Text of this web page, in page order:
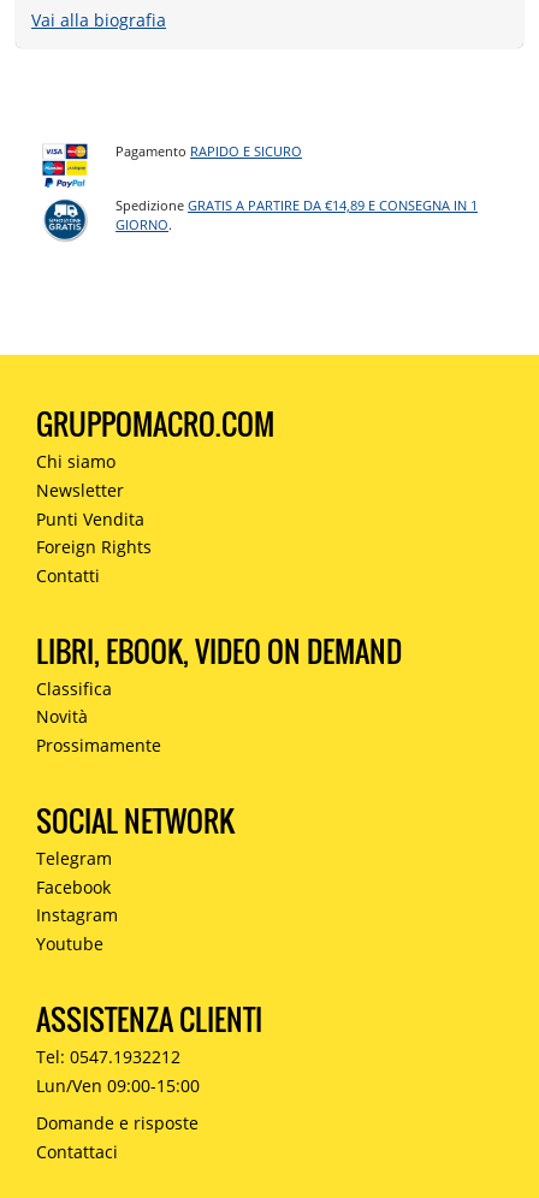
Vai alla biografia
Pagamento RAPIDO E SICURO
SpedizioneGRATIS A PARTIRE DA €14,89 E CONSEGNA IN 1
GIORNO.
GRUPPOMACRO.COM
Chi siamo
Newsletter
Punti Vendita
Foreign Rights
Contatti
LIBRI, EBOOK, VIDEO ON DEMAND
Classifica
Novità
Prossimamente
SOCIAL NETWORK
Telegram
Facebook
Instagram
Youtube
ASSISTENZA CLIENTI
Tel: 0547.1932212
Lun/Ven 09:00-15:00
Domande e risposte
Contattaci